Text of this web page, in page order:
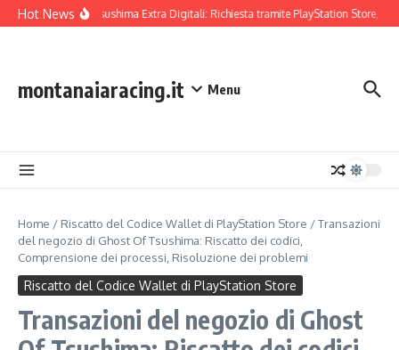
Skip to content
Hot News
Ghost Of Tsushima Extra Digitali: Richiesta tramite PlayStation Store,
montanaiaracing.it Menu
Home / Riscatto del Codice Wallet di PlayStation Store /Transazioni
del negozio di Ghost Of Tsushima: Riscatto dei codici,
Comprensione dei processi, Risoluzione dei problemi
Riscatto del Codice Wallet di PlayStation Store
Transazioni del negozio di Ghost